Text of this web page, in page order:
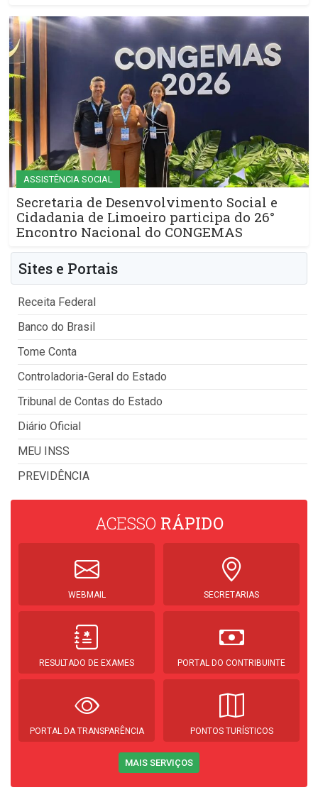
ASSISTÊNCIA SOCIAL
Secretaria de Desenvolvimento Social e
Cidadania de Limoeiro participa do 26°
Encontro Nacional do CONGEMAS
Sites e Portais
Receita Federal
Banco do Brasil
Tome Conta
Controladoria-Geral do Estado
Tribunal de Contas do Estado
Diário Oficial
MEU INSS
PREVIDÊNCIA
ACESSO RÁPIDO
WEBMAIL SECRETARIAS
RESULTADO DE EXAMES PORTAL DO CONTRIBUINTE
PORTAL DA TRANSPARÊNCIA PONTOS TURÍSTICOS
MAIS SERVIÇOS